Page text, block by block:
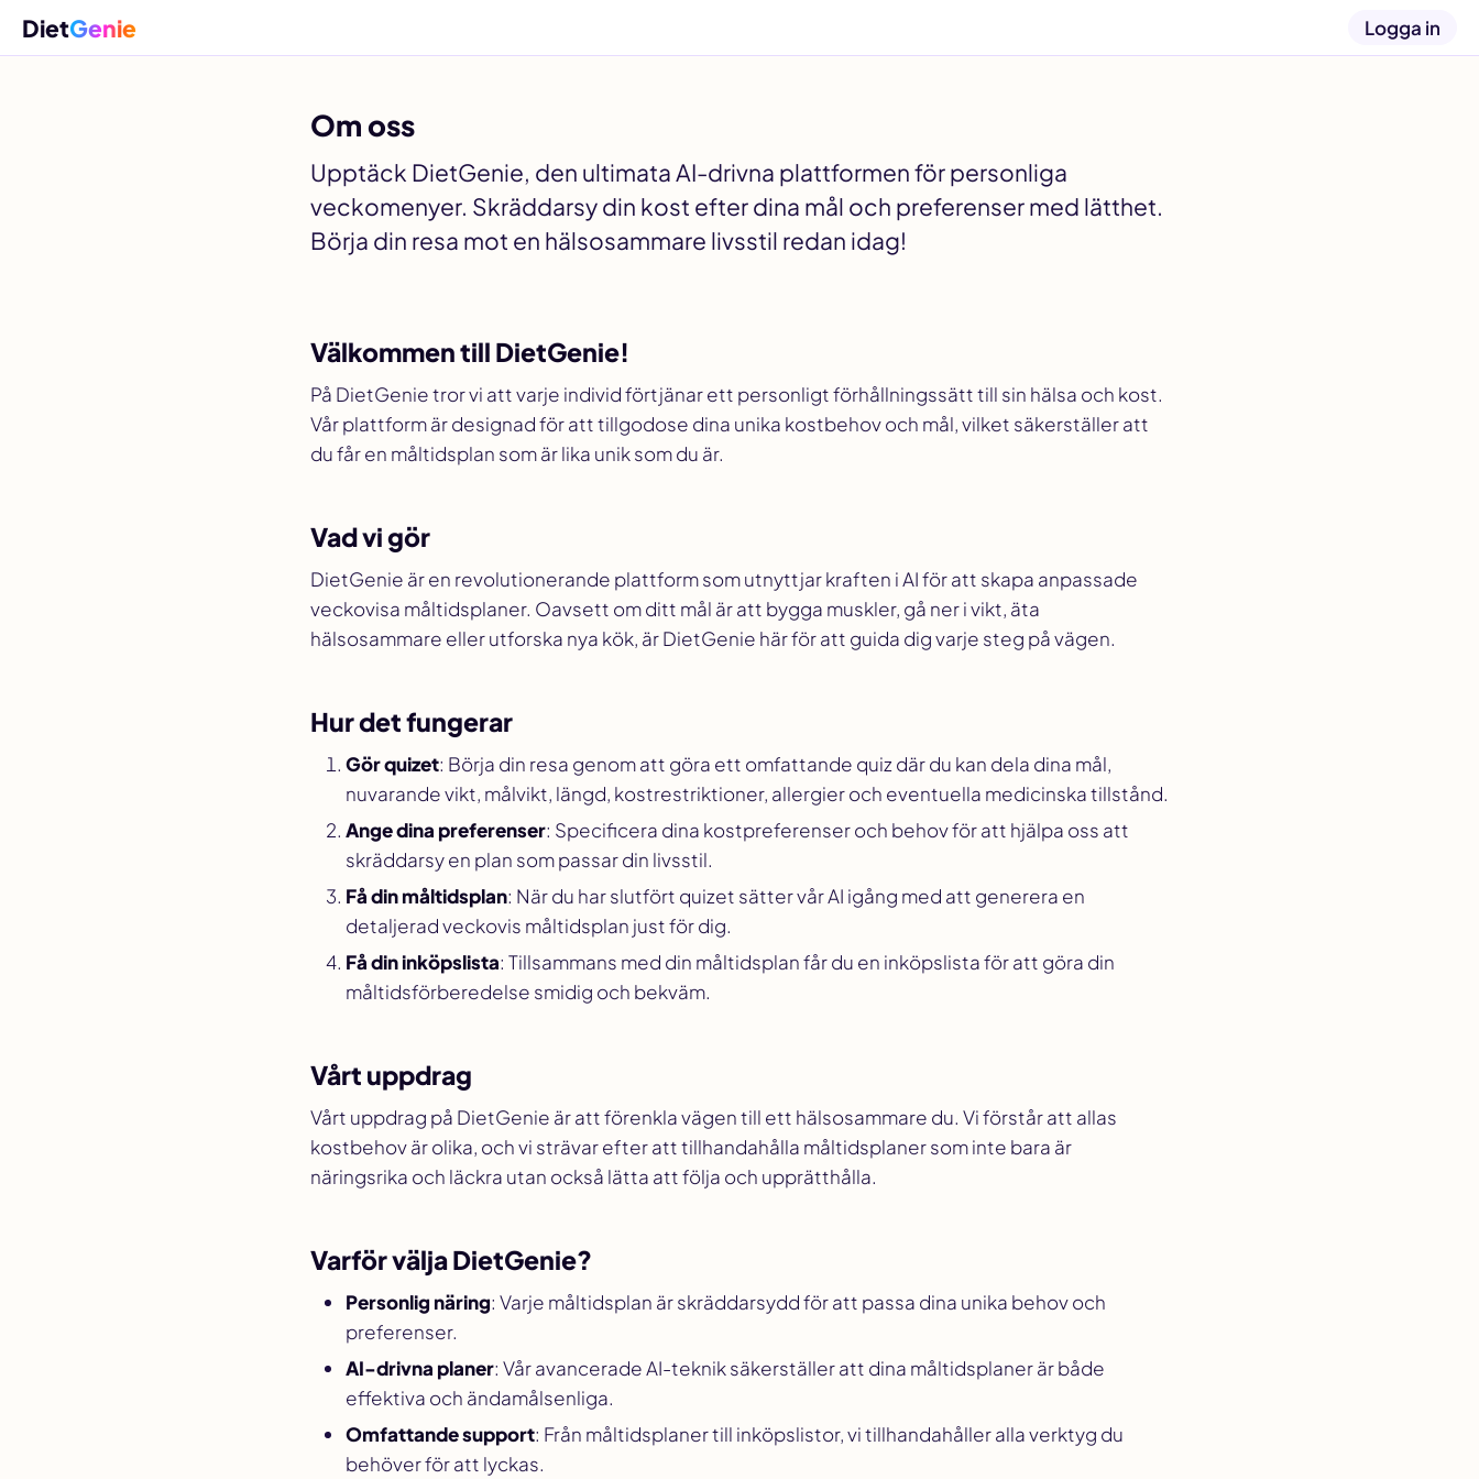
DietGenie Logga in
Om oss
Upptäck DietGenie, den ultimata AI-drivna plattformen för personliga
veckomenyer. Skräddarsy din kost efter dina mål och preferenser med lätthet.
Börja din resa mot en hälsosammare livsstil redan idag!
Välkommen till DietGenie!
På DietGenie tror vi att varje individ förtjänar ett personligt förhållningssätt till sin hälsa och kost.
Vår plattform är designad för att tillgodose dina unika kostbehov och mål, vilket säkerställer att
du får en måltidsplan som är lika unik som du är.
Vad vi gör
DietGenie är en revolutionerande plattform som utnyttjar kraften i AI för att skapa anpassade
veckovisa måltidsplaner. Oavsett om ditt mål är att bygga muskler, gå ner i vikt, äta
hälsosammare eller utforska nya kök, är DietGenie här för att guida dig varje steg på vägen.
Hur det fungerar
Gör quizet: Börja din resa genom att göra ett omfattande quiz där du kan dela dina mål,
nuvarande vikt, målvikt, längd, kostrestriktioner, allergier och eventuella medicinska tillstånd.
Ange dina preferenser: Specificera dina kostpreferenser och behov för att hjälpa oss att
skräddarsy en plan som passar din livsstil.
Få din måltidsplan: När du har slutfört quizet sätter vår AI igång med att generera en
detaljerad veckovis måltidsplan just för dig.
Få din inköpslista: Tillsammans med din måltidsplan får du en inköpslista för att göra din
måltidsförberedelse smidig och bekväm.
Vårt uppdrag
Vårt uppdrag på DietGenie är att förenkla vägen till ett hälsosammare du. Vi förstår att allas
kostbehov är olika, och vi strävar efter att tillhandahålla måltidsplaner som inte bara är
näringsrika och läckra utan också lätta att följa och upprätthålla.
Varför välja DietGenie?
Personlig näring: Varje måltidsplan är skräddarsydd för att passa dina unika behov och
preferenser.
AI-drivna planer: Vår avancerade AI-teknik säkerställer att dina måltidsplaner är både
effektiva och ändamålsenliga.
Omfattande support: Från måltidsplaner till inköpslistor, vi tillhandahåller alla verktyg du
behöver för att lyckas.